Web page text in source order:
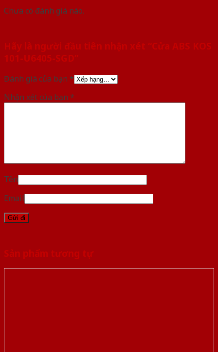
Chưa có đánh giá nào.
Hãy là người đầu tiên nhận xét “Cửa ABS KOS
101-U6405-SGD”
Đánh giá của bạn *
Nhận xét của bạn *
Tên
Email
Sản phẩm tương tự